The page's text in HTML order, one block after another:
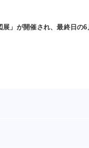
」が開催され、最終日の